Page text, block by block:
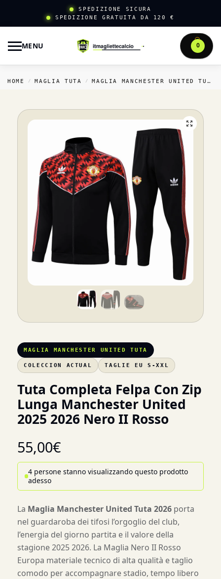
SPEDIZIONE SICURA
SPEDIZIONE GRATUITA DA 120 €
MENU 0
HOME / MAGLIA TUTA / MAGLIA MANCHESTER UNITED TUTA
MAGLIA MANCHESTER UNITED TUTA
COLECCION ACTUAL TAGLIE EU S-XXL
Tuta Completa Felpa Con Zip
Lunga Manchester United
2025 2026 Nero II Rosso
55,00€
4 persone stanno visualizzando questo prodotto
adesso
La Maglia Manchester United Tuta 2026 porta
nel guardaroba dei tifosi l’orgoglio del club,
l’energia del giorno partita e il valore della
stagione 2025 2026. La Maglia Nero II Rosso
Europa materiale tecnico di alta qualità e taglio
comodo per accompagnare stadio, tempo libero